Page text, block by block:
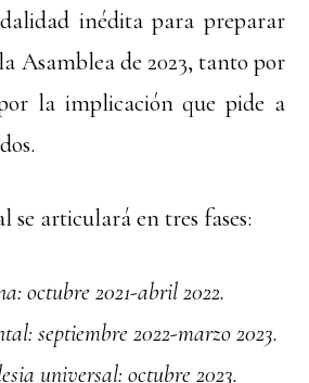
inédita para preparar
Asamblea de 2023, tanto por
la implicación que pide a
se articulará en tres fases:
octubre 2021-abril 2022.
septiembre 2022-marzo 2023.
universal: octubre 2023.